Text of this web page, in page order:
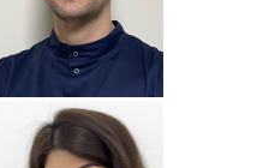
Подробнеео
Симонов
Стоматолог детский